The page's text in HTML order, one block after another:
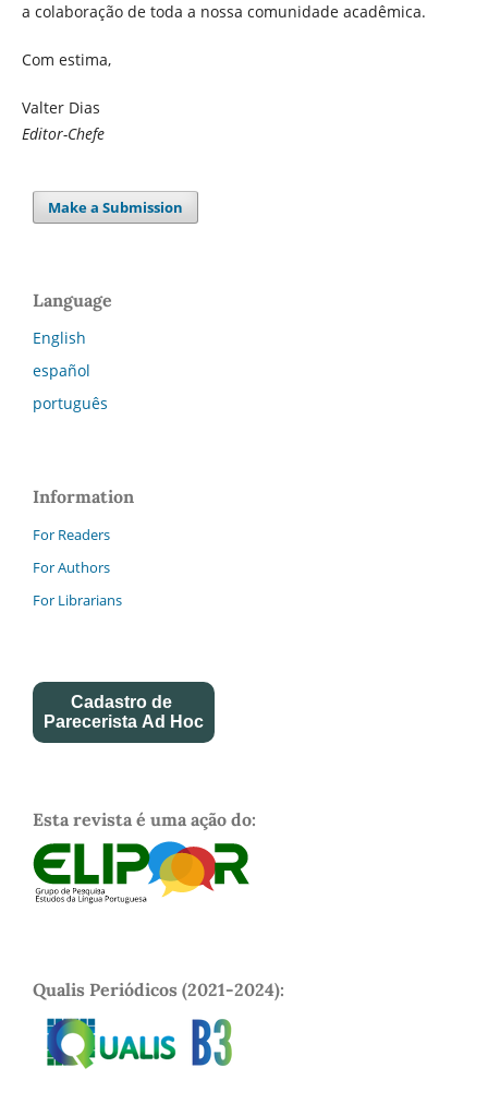
a colaboração de toda a nossa comunidade acadêmica.
Com estima,
Valter Dias
Editor-Chefe
Make a Submission
Language
English
español
português
Information
For Readers
For Authors
For Librarians
Cadastro de
Parecerista Ad Hoc
Esta revista é uma ação do:
Qualis Periódicos (2021-2024):